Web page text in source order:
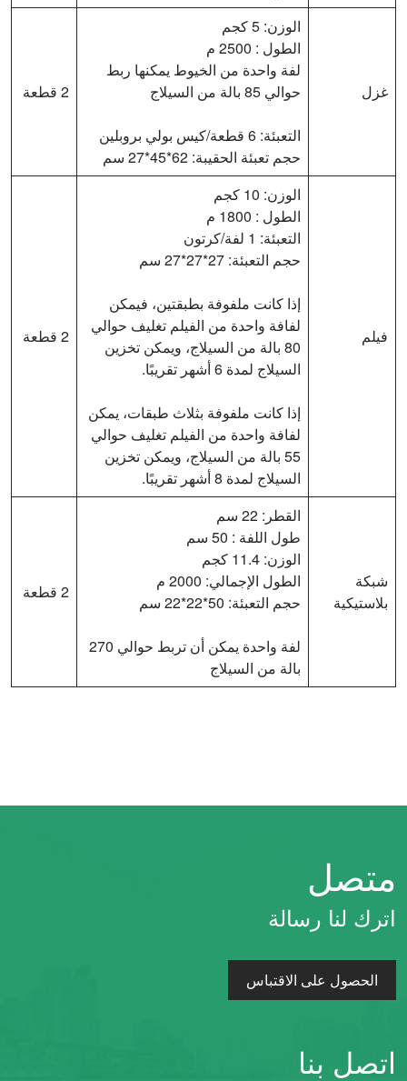
غزل
الوزن: 5 كجم
الطول : 2500 م
لفة واحدة من الخيوط يمكنها ربط
حوالي 85 بالة من السيلاج
التعبئة: 6 قطعة/كيس بولي بروبلين
حجم تعبئة الحقيبة: 62*45*27 سم
2 قطعة
فيلم
الوزن: 10 كجم
الطول : 1800 م
التعبئة: 1 لفة/كرتون
حجم التعبئة: 27*27*27 سم
إذا كانت ملفوفة بطبقتين، فيمكن
لفافة واحدة من الفيلم تغليف حوالي
80 بالة من السيلاج، ويمكن تخزين
السيلاج لمدة 6 أشهر تقريبًا.
إذا كانت ملفوفة بثلاث طبقات، يمكن
لفافة واحدة من الفيلم تغليف حوالي
55 بالة من السيلاج، ويمكن تخزين
السيلاج لمدة 8 أشهر تقريبًا.
2 قطعة
شبكة
بلاستيكية
القطر: 22 سم
طول اللفة : 50 سم
الوزن: 11.4 كجم
الطول الإجمالي: 2000 م
حجم التعبئة: 50*22*22 سم
لفة واحدة يمكن أن تربط حوالي 270
بالة من السيلاج
2 قطعة
متصل
اترك لنا رسالة
الحصول على الاقتباس
اتصل بنا